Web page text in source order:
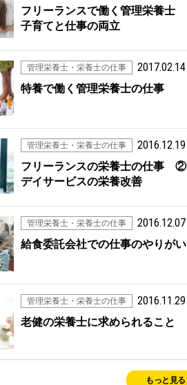
フリーランスで働く管理栄養士
子育てと仕事の両立
管理栄養士・栄養士の仕事 2017.02.14
特養で働く管理栄養士の仕事
管理栄養士・栄養士の仕事 2016.12.19
フリーランスの栄養士の仕事 ②
デイサービスの栄養改善
管理栄養士・栄養士の仕事 2016.12.07
給食委託会社での仕事のやりがい
管理栄養士・栄養士の仕事 2016.11.29
老健の栄養士に求められること
もっと見る